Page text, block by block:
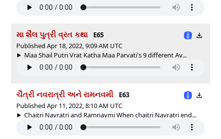
મા શૈલ પુત્રી વ્રત કથા
E65
Published Apr 18, 2022, 9:09 AM UTC
Maa Shail Putri Vrat Katha Maa Parvati's 9 different Av...
ચૈત્રી નવરાત્રી અને રામનવમી
E63
Published Apr 11, 2022, 8:10 AM UTC
Chaitri Navratri and Ramnavmi When chaitri Navratri end...